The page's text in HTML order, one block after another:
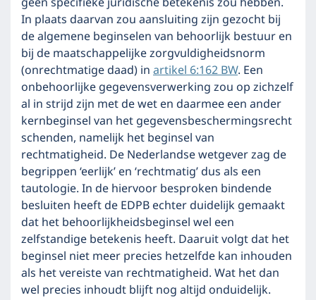
In plaats daarvan zou aansluiting zijn gezocht bij
de algemene beginselen van behoorlijk bestuur en
bij de maatschappelijke zorgvuldigheidsnorm
(onrechtmatige daad) inartikel 6:162 BW. Een
onbehoorlijke gegevensverwerking zou op zichzelf
al in strijd zijn met de wet en daarmee een ander
kernbeginsel van het gegevensbeschermingsrecht
schenden, namelijk het beginsel van
rechtmatigheid. De Nederlandse wetgever zag de
begrippen ‘eerlijk’ en ‘rechtmatig’ dus als een
tautologie. In de hiervoor besproken bindende
besluiten heeft de EDPB echter duidelijk gemaakt
dat het behoorlijkheidsbeginsel wel een
zelfstandige betekenis heeft. Daaruit volgt dat het
beginsel niet meer precies hetzelfde kan inhouden
als het vereiste van rechtmatigheid. Wat het dan
wel precies inhoudt blijft nog altijd onduidelijk.